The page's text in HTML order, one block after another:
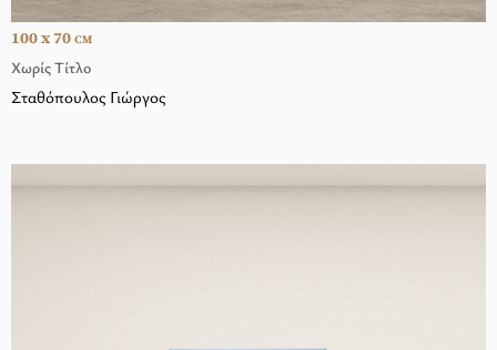
Χωρίς Τίτλο
100 x 70 CM
Σταθόπουλος Γιώργος